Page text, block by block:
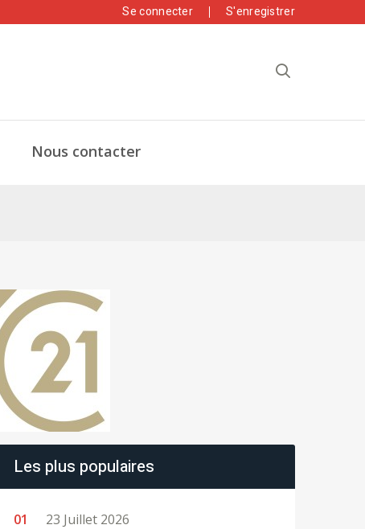
Se connecter S'enregistrer
Nous contacter
Les plus populaires
23 Juillet 2026